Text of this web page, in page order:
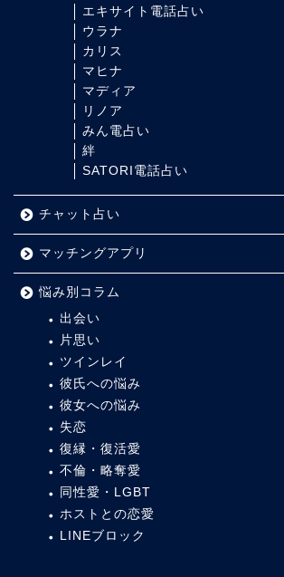
エキサイト電話占い
ウラナ
カリス
マヒナ
マディア
リノア
みん電占い
絆
SATORI電話占い
チャット占い
マッチングアプリ
悩み別コラム
出会い
片思い
ツインレイ
彼氏への悩み
彼女への悩み
失恋
復縁・復活愛
不倫・略奪愛
同性愛・LGBT
ホストとの恋愛
LINEブロック